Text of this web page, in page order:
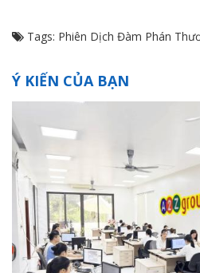
Tags: Phiên Dịch Đàm Phán
Ý KIẾN CỦA BẠN